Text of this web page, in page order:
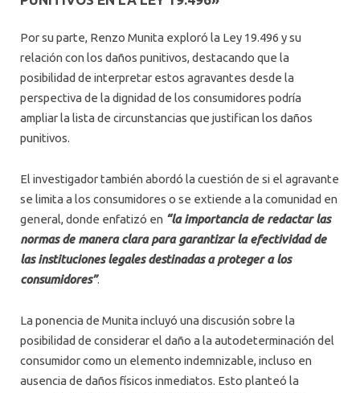
Por su parte, Renzo Munita exploró la Ley 19.496 y su
relación con los daños punitivos, destacando que la
posibilidad de interpretar estos agravantes desde la
perspectiva de la dignidad de los consumidores podría
ampliar la lista de circunstancias que justifican los daños
punitivos.
El investigador también abordó la cuestión de si el agravante
se limita a los consumidores o se extiende a la comunidad en
general, donde enfatizó en “la importancia de redactar las
normas de manera clara para garantizar la efectividad de
las instituciones legales destinadas a proteger a los
consumidores”.
La ponencia de Munita incluyó una discusión sobre la
posibilidad de considerar el daño a la autodeterminación del
consumidor como un elemento indemnizable, incluso en
ausencia de daños físicos inmediatos. Esto planteó la